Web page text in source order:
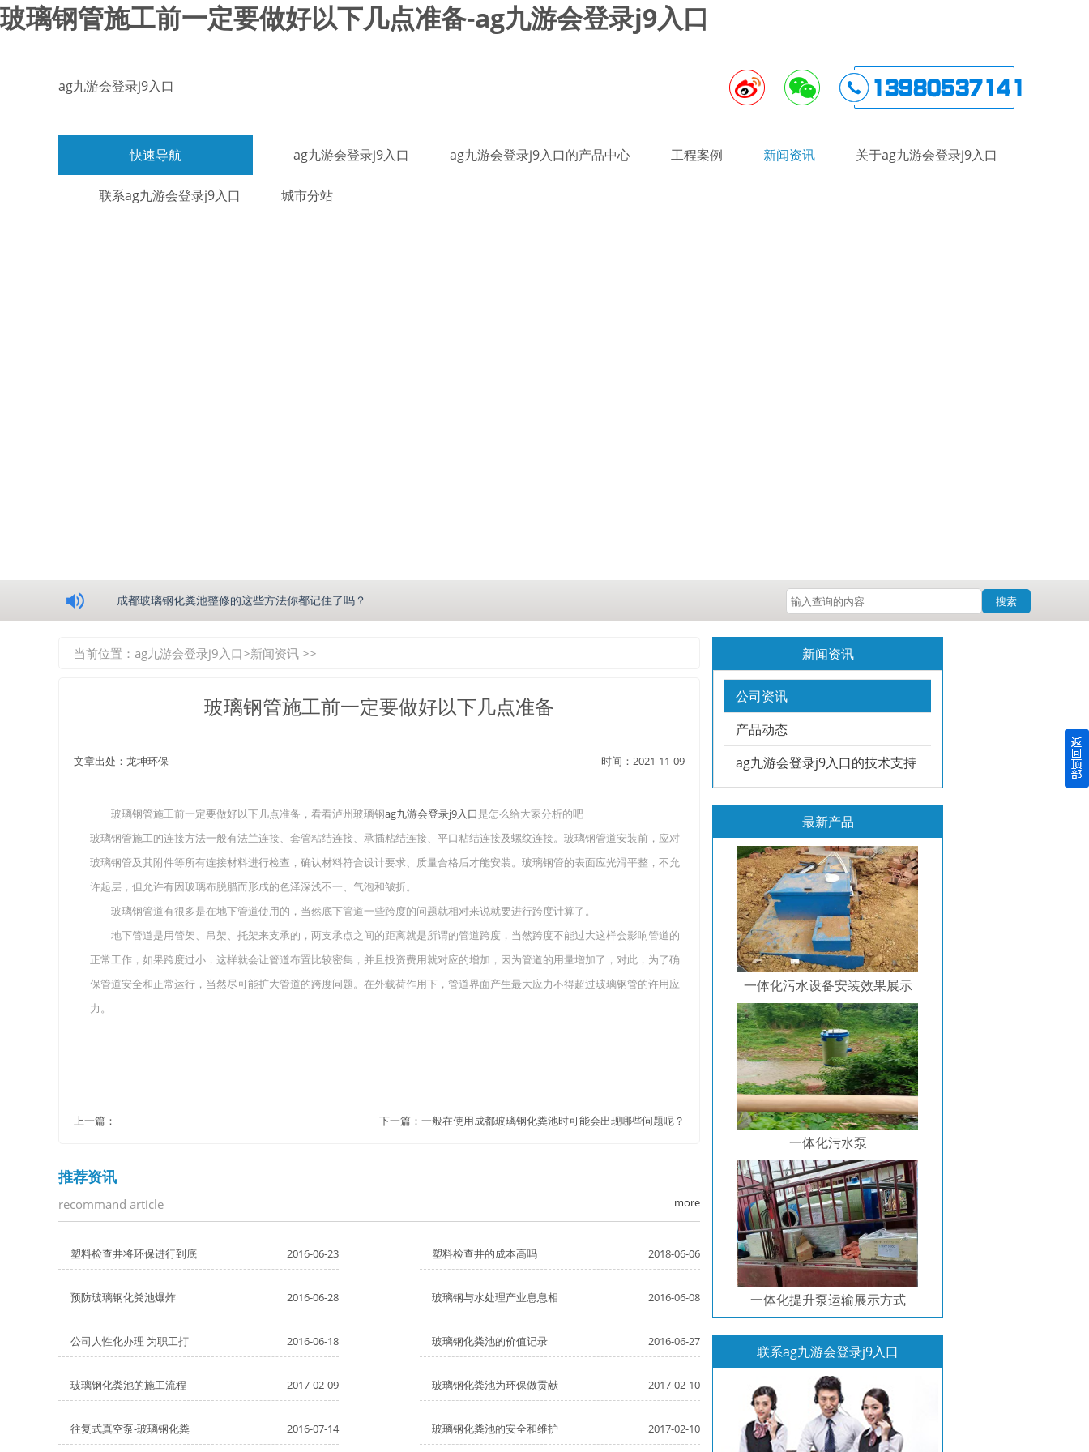
玻璃钢管施工前一定要做好以下几点准备-ag九游会登录j9入口
ag九游会登录j9入口
快速导航 ag九游会登录j9入口 ag九游会登录j9入口的产品中心 工程案例 新闻资讯 关于ag九游会登录j9入口
联系ag九游会登录j9入口 城市分站
成都玻璃钢化粪池整修的这些方法你都记住了吗？
四川玻璃钢化粪池逐渐取代传统玻璃钢化粪池的这几点原因你都记住了吗？
关于重庆玻璃钢化粪池的这些基础知识你都记住了吗？
在安装绵阳玻璃钢化粪池时可能遇到这些难题
使用成都玻璃钢化粪池的七大好处你都记住了吗？
搜索
当前位置： ag九游会登录j9入口>新闻资讯 >>
玻璃钢管施工前一定要做好以下几点准备
文章出处：龙坤环保 时间：2021-11-09
玻璃钢管施工前一定要做好以下几点准备，看看泸州玻璃钢ag九游会登录j9入口是怎么给大家分析的吧
玻璃钢管施工的连接方法一般有法兰连接、套管粘结连接、承插粘结连接、平口粘结连接及螺纹连接。玻璃钢管道安装前，应对
玻璃钢管及其附件等所有连接材料进行检查，确认材料符合设计要求、质量合格后才能安装。玻璃钢管的表面应光滑平整，不允
许起层，但允许有因玻璃布脱腊而形成的色泽深浅不一、气泡和皱折。
玻璃钢管道有很多是在地下管道使用的，当然底下管道一些跨度的问题就相对来说就要进行跨度计算了。
地下管道是用管架、吊架、托架来支承的，两支承点之间的距离就是所谓的管道跨度，当然跨度不能过大这样会影响管道的
正常工作，如果跨度过小，这样就会让管道布置比较密集，并且投资费用就对应的增加，因为管道的用量增加了，对此，为了确
保管道安全和正常运行，当然尽可能扩大管道的跨度问题。在外载荷作用下，管道界面产生最大应力不得超过玻璃钢管的许用应
力。
上一篇： 下一篇： 一般在使用成都玻璃钢化粪池时可能会出现哪些问题呢？
推荐资讯
recommand article more
塑料检查井将环保进行到底 2016-06-23 塑料检查井的成本高吗 2018-06-06
预防玻璃钢化粪池爆炸 2016-06-28 玻璃钢与水处理产业息息相 2016-06-08
公司人性化办理 为职工打 2016-06-18 玻璃钢化粪池的价值记录 2016-06-27
玻璃钢化粪池的施工流程 2017-02-09 玻璃钢化粪池为环保做贡献 2017-02-10
往复式真空泵-玻璃钢化粪 2016-07-14 玻璃钢化粪池的安全和维护 2017-02-10
新闻资讯
公司资讯
产品动态
ag九游会登录j9入口的技术支持
最新产品
一体化污水设备安装效果展示
一体化污水泵
一体化提升泵运输展示方式
联系ag九游会登录j9入口